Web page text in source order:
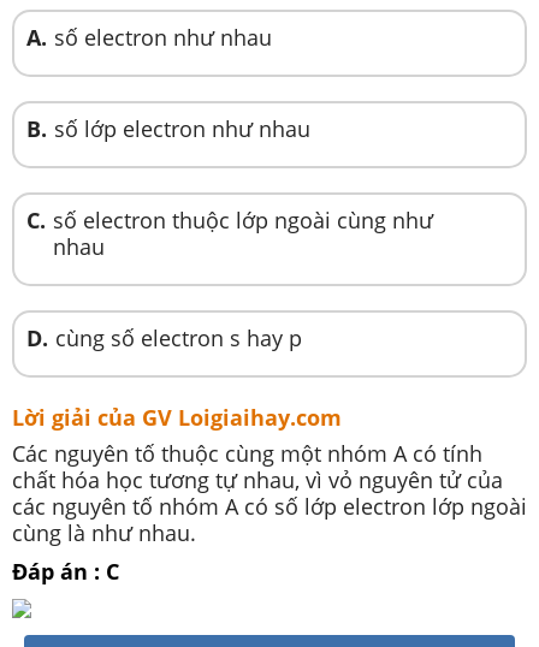
A. số electron như nhau
B. số lớp electron như nhau
C. số electron thuộc lớp ngoài cùng như
nhau
D. cùng số electron s hay p
Lời giải của GV Loigiaihay.com
Các nguyên tố thuộc cùng một nhóm A có tính
chất hóa học tương tự nhau, vì vỏ nguyên tử của
các nguyên tố nhóm A có số lớp electron lớp ngoài
cùng là như nhau.
Đáp án : C